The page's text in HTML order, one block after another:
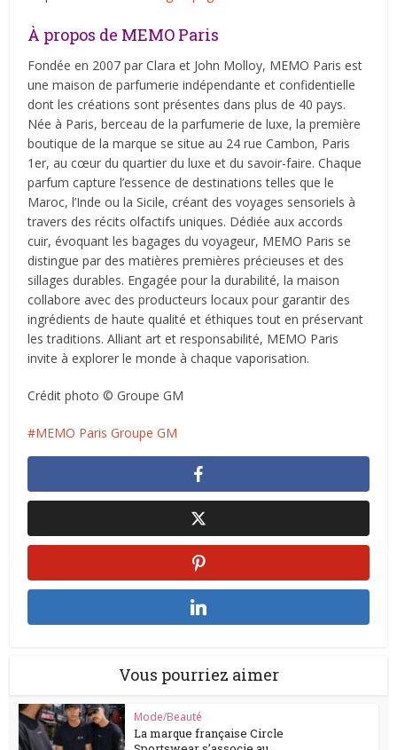
À propos de MEMO Paris
Fondée en 2007 par Clara et John Molloy, MEMO Paris est
une maison de parfumerie indépendante et confidentielle
dont les créations sont présentes dans plus de 40 pays.
Née à Paris, berceau de la parfumerie de luxe, la première
boutique de la marque se situe au 24 rue Cambon, Paris
1er, au cœur du quartier du luxe et du savoir-faire. Chaque
parfum capture l’essence de destinations telles que le
Maroc, l’Inde ou la Sicile, créant des voyages sensoriels à
travers des récits olfactifs uniques. Dédiée aux accords
cuir, évoquant les bagages du voyageur, MEMO Paris se
distingue par des matières premières précieuses et des
sillages durables. Engagée pour la durabilité, la maison
collabore avec des producteurs locaux pour garantir des
ingrédients de haute qualité et éthiques tout en préservant
les traditions. Alliant art et responsabilité, MEMO Paris
invite à explorer le monde à chaque vaporisation.
Crédit photo © Groupe GM
MEMO Paris Groupe GM
Vous pourriez aimer
Mode/Beauté
La marque française Circle